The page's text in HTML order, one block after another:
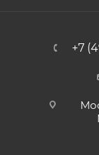
+7